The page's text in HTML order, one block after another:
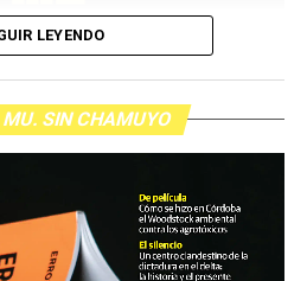
LEYENDO
SIN CHAMUYO